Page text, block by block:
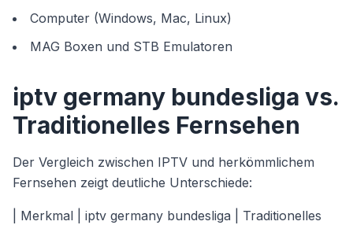
Computer (Windows, Mac, Linux)
MAG Boxen und STB Emulatoren
iptv germany bundesliga vs.
Traditionelles Fernsehen
Der Vergleich zwischen IPTV und herkömmlichem
Fernsehen zeigt deutliche Unterschiede:
| Merkmal | iptv germany bundesliga | Traditionelles